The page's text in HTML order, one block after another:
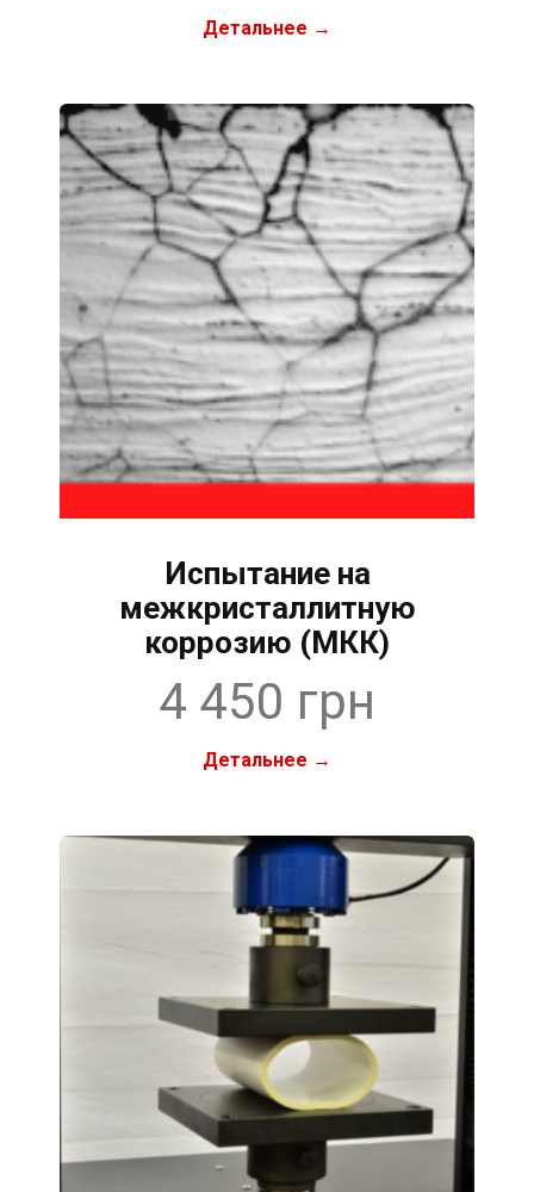
Детальнее →
Испытание на
межкристаллитную
коррозию (МКК)
4 450 грн
Детальнее →